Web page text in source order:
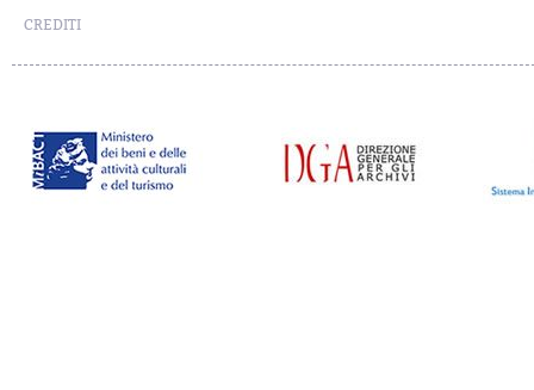
CREDITI